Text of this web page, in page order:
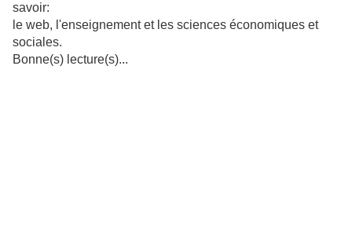
savoir:
le web, l'enseignement et les sciences économiques et
sociales.
Bonne(s) lecture(s)...